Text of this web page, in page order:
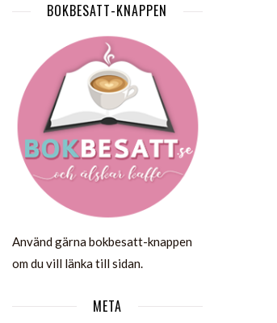
BOKBESATT-KNAPPEN
Använd gärna bokbesatt-knappen
om du vill länka till sidan.
META